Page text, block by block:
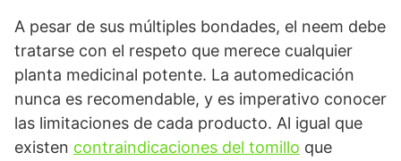
A pesar de sus múltiples bondades, el neem debe
tratarse con el respeto que merece cualquier
planta medicinal potente. La automedicación
nunca es recomendable, y es imperativo conocer
las limitaciones de cada producto. Al igual que
existen contraindicaciones del tomillo que